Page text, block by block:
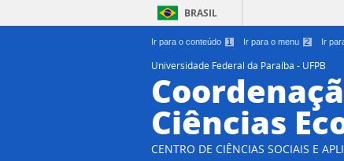
Ir para o conteúdo 1 Ir para o menu 2 Ir
BRASIL
Universidade Federal da Paraíba - UFPB
Ciências
CENTRO DE CIÊNCIAS SOCIAIS E